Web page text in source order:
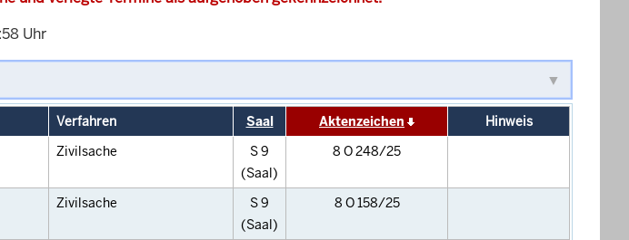
Uhr
Verfahren Saal Aktenzeichen
Hinweis
Zivilsache
S 9
(Saal)
8 O 248/25
Zivilsache
S 9
(Saal)
8 O 158/25